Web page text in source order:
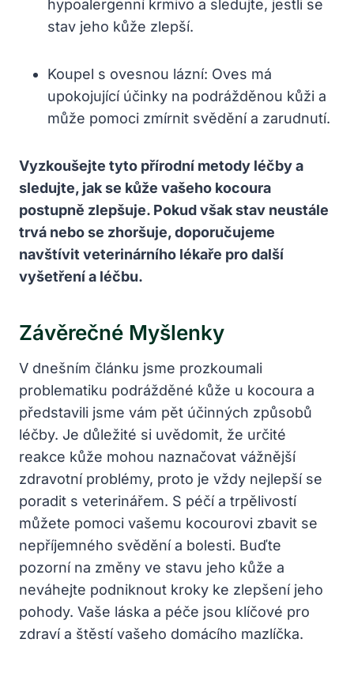
hypoalergenní krmivo a sledujte, jestli se
stav jeho kůže zlepší.
Koupel s ovesnou lázní: Oves má
upokojující účinky na podrážděnou kůži a
může pomoci zmírnit svědění a zarudnutí.
Vyzkoušejte tyto přírodní metody léčby a
sledujte, jak se kůže vašeho kocoura
postupně zlepšuje. Pokud však stav neustále
trvá nebo se zhoršuje, doporučujeme
navštívit veterinárního lékaře pro další
vyšetření a léčbu.
Závěrečné Myšlenky
V dnešním článku jsme prozkoumali
problematiku podrážděné kůže u kocoura a
představili jsme vám pět účinných způsobů
léčby. Je důležité si uvědomit, že určité
reakce kůže mohou naznačovat vážnější
zdravotní problémy, proto je vždy nejlepší se
poradit s veterinářem. S péčí a trpělivostí
můžete pomoci vašemu kocourovi zbavit se
nepříjemného svědění a bolesti. Buďte
pozorní na změny ve stavu jeho kůže a
neváhejte podniknout kroky ke zlepšení jeho
pohody. Vaše láska a péče jsou klíčové pro
zdraví a štěstí vašeho domácího mazlíčka.